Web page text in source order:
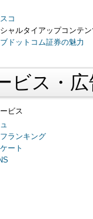
コ
ャルタイアップコンテ
ドットコム証券の魅力
ビス・
ービス
ランキング
ート